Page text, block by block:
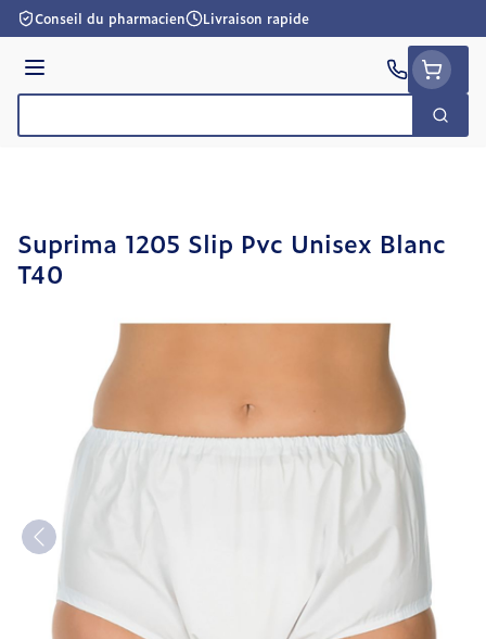
Aller au contenu
Conseil du pharmacien Livraison rapide
Menu
Suprima 1205 Slip Pvc Unisex Blanc
T40